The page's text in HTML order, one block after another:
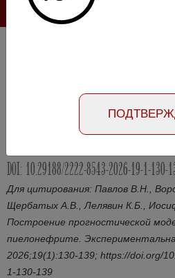
Номер №1, 2026- стр. 130-139
Абстракт на русском языке
Абстракт на английском языке
DOI: 10.29188/2222-8543-2026-19-1-130-
Для цитирования: Павлов В.Н.,
Щербатых А.В., Лелявин К.Б.,
Построение прогностической
пиелонефрите.
2026;19(1):130-139; https://doi.org/
1-130-139